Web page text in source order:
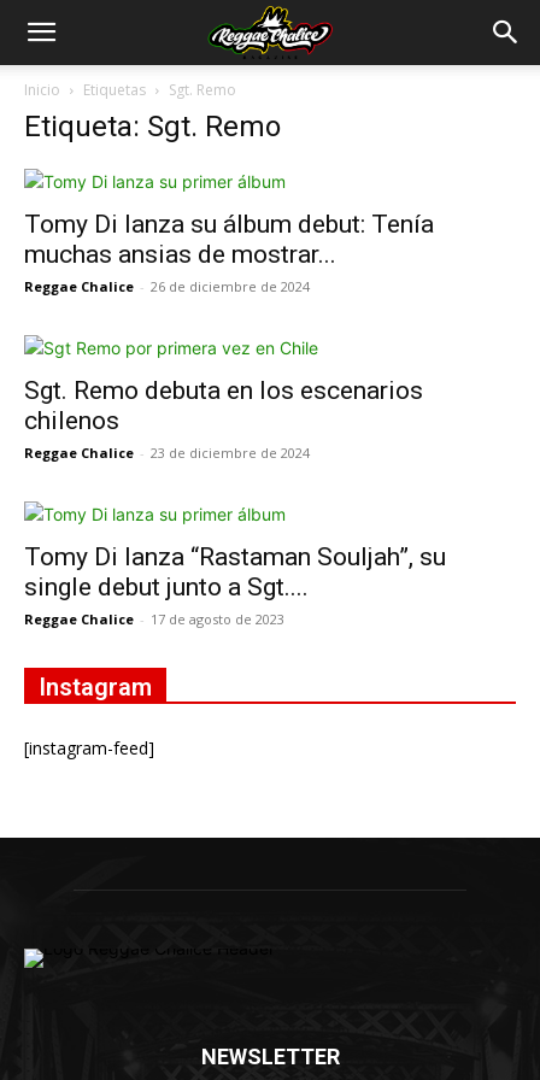
Inicio Etiquetas Sgt. Remo
Etiqueta: Sgt. Remo
Tomy Di lanza su álbum debut: Tenía
muchas ansias de mostrar...
Reggae Chalice - 26 de diciembre de 2024
Sgt. Remo debuta en los escenarios
chilenos
Reggae Chalice - 23 de diciembre de 2024
Tomy Di lanza “Rastaman Souljah”, su
single debut junto a Sgt....
Reggae Chalice - 17 de agosto de 2023
Instagram
[instagram-feed]
NEWSLETTER